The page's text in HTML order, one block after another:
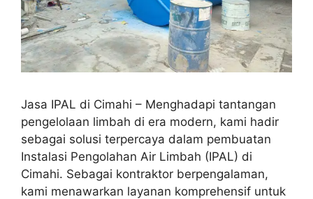
Jasa IPAL di Cimahi – Menghadapi tantangan
pengelolaan limbah di era modern, kami hadir
sebagai solusi terpercaya dalam pembuatan
Instalasi Pengolahan Air Limbah (IPAL) di
Cimahi. Sebagai kontraktor berpengalaman,
kami menawarkan layanan komprehensif untuk